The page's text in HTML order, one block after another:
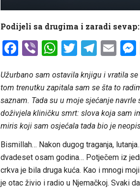
Podijeli sa drugima i zaradi sevap:
Facebook
ViberWhatsApp
Twitter
Užurbano sam ostavila knjigu i vratila se
tom trenutku zapitala sam se šta to
saznam. Tada su u moje sjećanje
doživjela kliničku smrt: slova koja sam
miris koji sam osjećala tada bio je
Bismillah… Nakon dugog traganja,
dvadeset osam godina… Potječem iz
crkva je bila druga kuća. Kao i mnogi
je otac živio i radio u Njemačkoj. Svaki